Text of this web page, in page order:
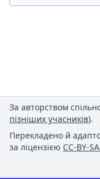
За авторством
пізніших учасників).
Перекладено й
за ліцензією CC-BY-